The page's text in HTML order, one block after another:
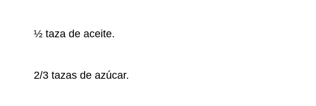
½ taza de aceite.
2/3 tazas de azúcar.